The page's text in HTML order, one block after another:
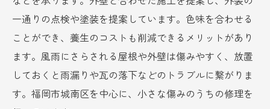
一通りの点検や塗装を提案しています。色味を合わせる
ことができ、養生のコストも削減できるメリットがあり
ます。風雨にさらされる屋根や外壁は傷みやすく、放置
しておくと雨漏りや瓦の落下などのトラブルに繋がりま
す。福岡市城南区を中心に、小さな傷みのうちの修理を